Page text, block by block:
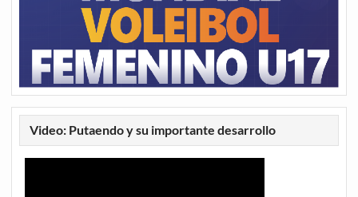
Video: Putaendo y su importante desarrollo